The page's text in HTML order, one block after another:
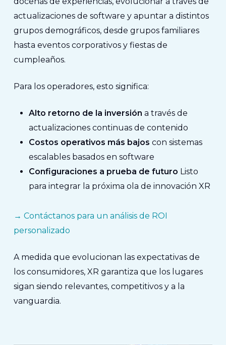
actualizaciones de software y apuntar a distintos
grupos demográficos, desde grupos familiares
hasta eventos corporativos y fiestas de
cumpleaños.
Para los operadores, esto significa:
Alto retorno de la inversión a través de
actualizaciones continuas de contenido
Costos operativos más bajos con sistemas
escalables basados en software
Configuraciones a prueba de futuro Listo
para integrar la próxima ola de innovación XR
→ Contáctanos para un análisis de ROI
personalizado
A medida que evolucionan las expectativas de
los consumidores, XR garantiza que los lugares
sigan siendo relevantes, competitivos y a la
vanguardia.